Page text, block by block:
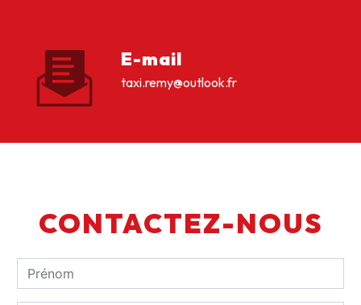
E-mail
taxi.remy@outlook.fr
CONTACTEZ-NOUS